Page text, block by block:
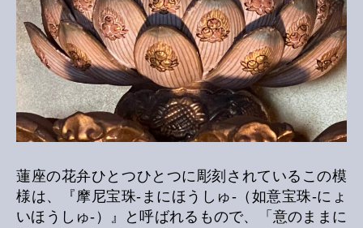
蓮座の花弁ひとつひとつに彫刻されているこの模
様は、『摩尼宝珠-まにほうしゅ-（如意宝珠-にょ
いほうしゅ-）』と呼ばれるもので、「意のままに